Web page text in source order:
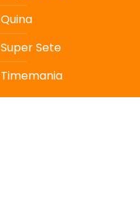
Quina
Super Sete
Timemania